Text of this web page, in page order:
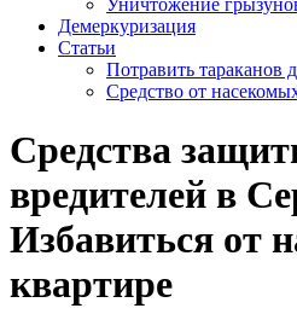
Уничтожение
Демеркуризация
Статьи
Потравить тараканов
Средство от
Средства
вредителей в
Избавиться от
квартире